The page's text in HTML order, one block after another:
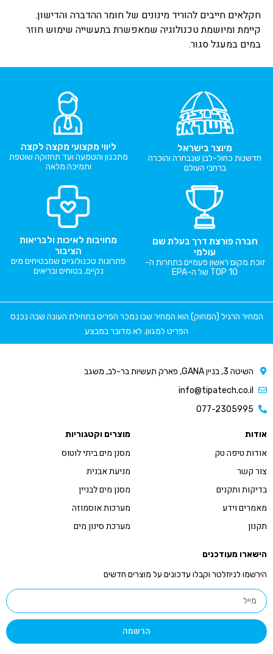
חקלאים חייבים להוריד מינונים של חומר ההדברה והדישון.
קיימת ומיושמת טכנולוגיה שמאפשרת בתעשייה שימוש חוזר
במים במעגל סגור.
מיוצר בישראל
חדשנות כחול-לבן שנבחרה והוכרה
ברחבי העולם
ליווי מקצועי מקצה לקצה
מתכנון והטמעה ועד תחזוקה שוטפת
ותמיכה מלאה
חברה פורצת דרך בעלת שם
עולמי
זוכת מקום ראשון פעמיים בתחרות ה-
TOP 10 של ה-EPA
מחויבות לאיכות ולבריאות
הציבור
פתרונות טכנולוגיים שמבטיחים מים
נקיים, בטוחים ובריאים
המחיר הרגיל (המחוק) הוא המחיר שבו נמכר הפריט בתחילת העונה שבה נכנס
הפריט למגוון. לא מדובר במבצע
השיטה 3, בניין GANA, פארק תעשיות בר-לב, משגב
info@tipatech.co.il
077-2305995
אודות
אודות טיפה טק
צור קשר
בדיקות ותקנים
מאמרים וידע
תקנון
מוצרים וקטגוריות
מסנן מים ביתי לוטוס
מניעת אבנית
מסנן מים לבניין
מערכות אוסמוזה
מערכת סינון מים
הישארו מעודכנים
הירשמו לניוזלטר וקבלו עדכונים על מוצרים חדשים
הרשמה